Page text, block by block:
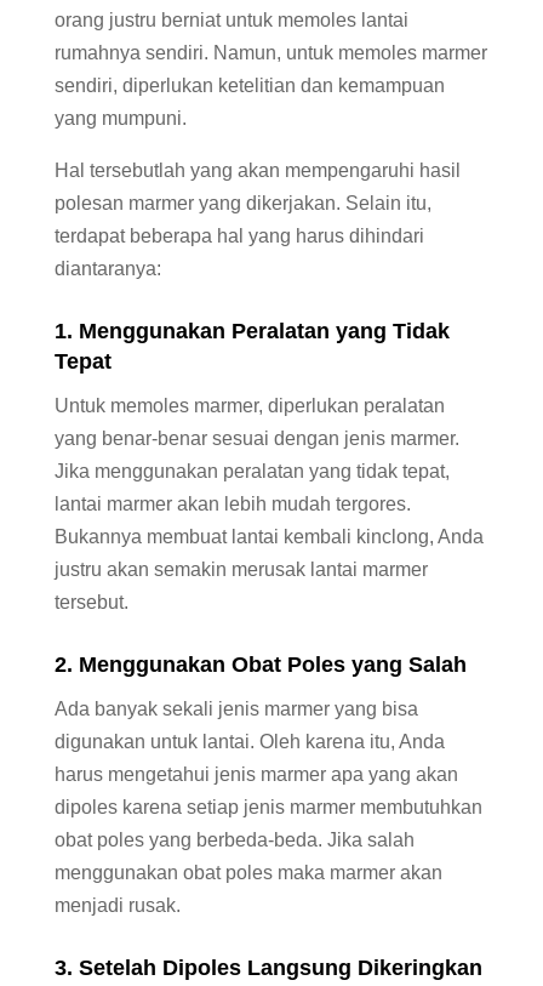
orang justru berniat untuk memoles lantai
rumahnya sendiri. Namun, untuk memoles marmer
sendiri, diperlukan ketelitian dan kemampuan
yang mumpuni.
Hal tersebutlah yang akan mempengaruhi hasil
polesan marmer yang dikerjakan. Selain itu,
terdapat beberapa hal yang harus dihindari
diantaranya:
1. Menggunakan Peralatan yang Tidak
Tepat
Untuk memoles marmer, diperlukan peralatan
yang benar-benar sesuai dengan jenis marmer.
Jika menggunakan peralatan yang tidak tepat,
lantai marmer akan lebih mudah tergores.
Bukannya membuat lantai kembali kinclong, Anda
justru akan semakin merusak lantai marmer
tersebut.
2. Menggunakan Obat Poles yang Salah
Ada banyak sekali jenis marmer yang bisa
digunakan untuk lantai. Oleh karena itu, Anda
harus mengetahui jenis marmer apa yang akan
dipoles karena setiap jenis marmer membutuhkan
obat poles yang berbeda-beda. Jika salah
menggunakan obat poles maka marmer akan
menjadi rusak.
3. Setelah Dipoles Langsung Dikeringkan